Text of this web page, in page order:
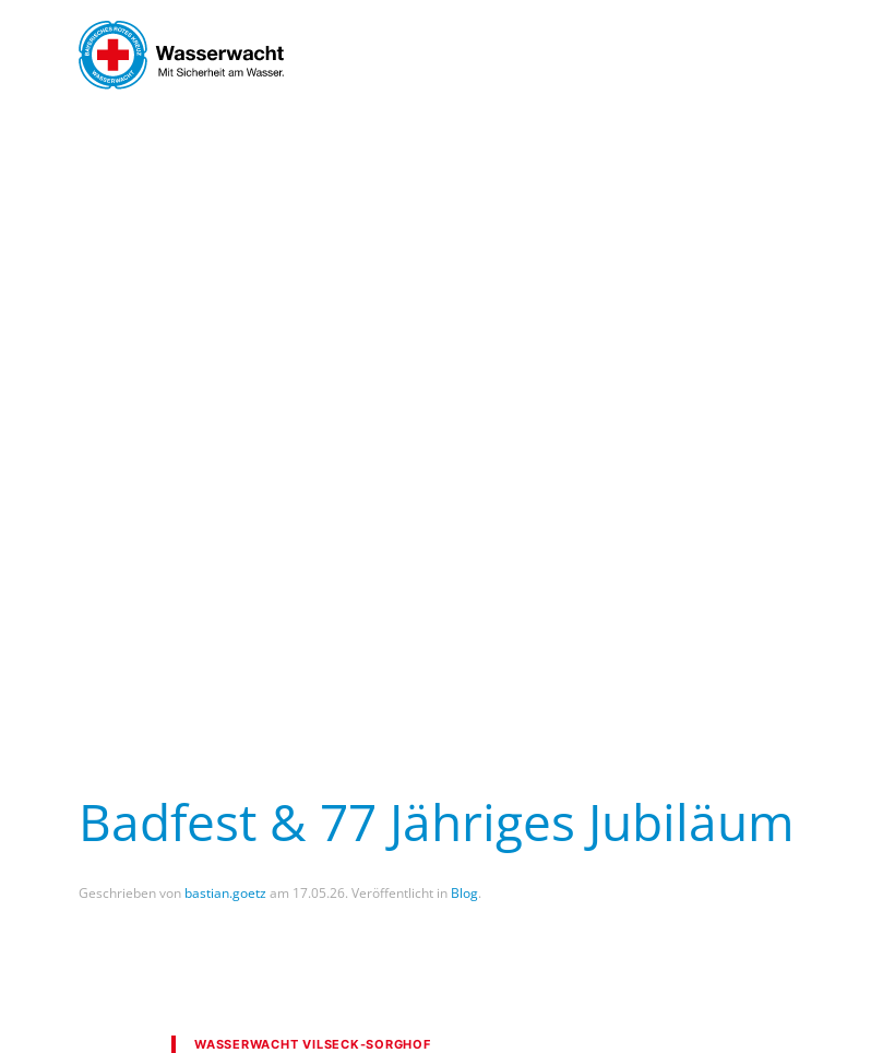
Badfest & 77 Jähriges Jubiläum
Geschrieben von bastian.goetzam 17.05.26. Veröffentlicht in Blog.
WASSERWACHT VILSECK-SORGHOF